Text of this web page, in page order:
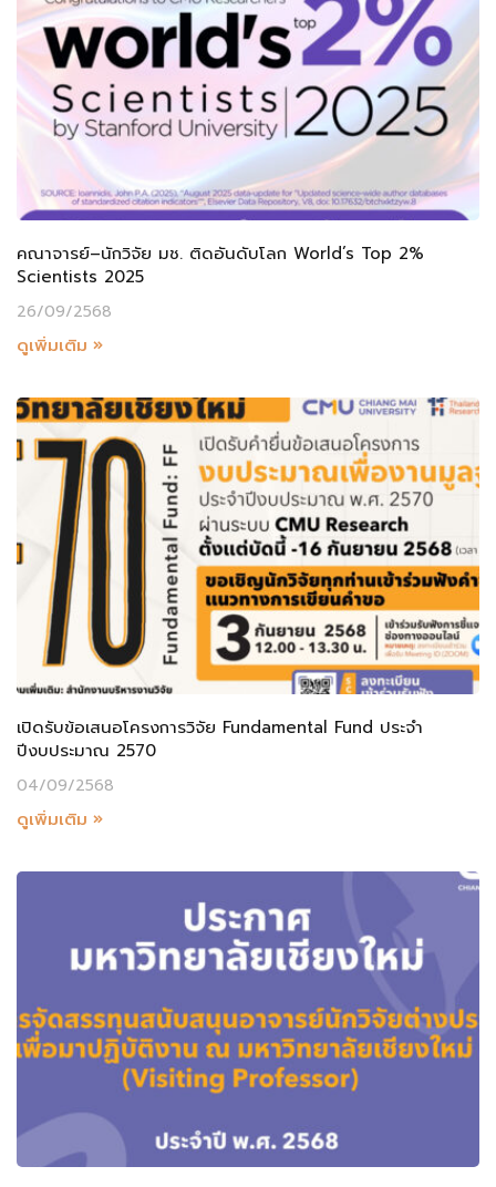
คณาจารย์–นักวิจัย มช. ติดอันดับโลก World’s Top 2%
Scientists 2025
26/09/2568
ดูเพิ่มเติม »
เปิดรับข้อเสนอโครงการวิจัย Fundamental Fund ประจำ
ปีงบประมาณ 2570
04/09/2568
ดูเพิ่มเติม »